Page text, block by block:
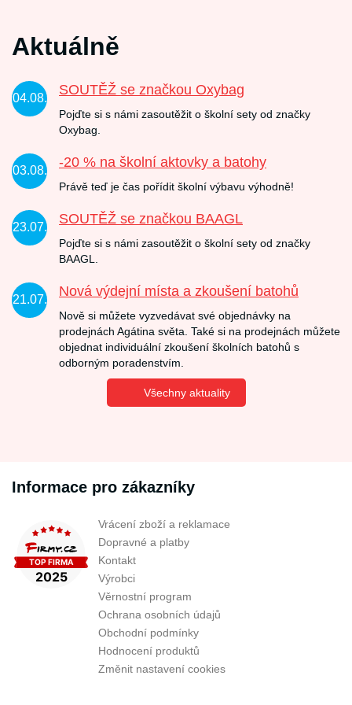
Aktuálně
04.08.
SOUTĚŽ se značkou Oxybag
Pojďte si s námi zasoutěžit o školní sety od značky
Oxybag.
03.08.
-20 % na školní aktovky a batohy
Právě teď je čas pořídit školní výbavu výhodně!
23.07.
SOUTĚŽ se značkou BAAGL
Pojďte si s námi zasoutěžit o školní sety od značky
BAAGL.
21.07.
Nová výdejní místa a zkoušení batohů
Nově si můžete vyzvedávat své objednávky na
prodejnách Agátina světa. Také si na prodejnách můžete
objednat individuální zkoušení školních batohů s
odborným poradenstvím.
Všechny aktuality
Informace pro zákazníky
Vrácení zboží a reklamace
Dopravné a platby
Kontakt
Výrobci
Věrnostní program
Ochrana osobních údajů
Obchodní podmínky
Hodnocení produktů
Změnit nastavení cookies